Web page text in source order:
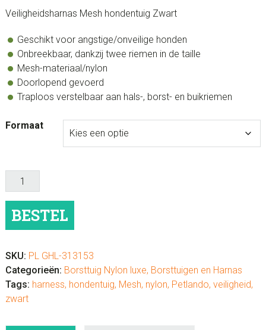
tot
€64.99
Veiligheidsharnas Mesh hondentuig Zwart
Geschikt voor angstige/onveilige honden
Onbreekbaar, dankzij twee riemen in de taille
Mesh-materiaal/nylon
Doorlopend gevoerd
Traploos verstelbaar aan hals-, borst- en buikriemen
Formaat
Veiligheidsharnas
Mesh
Zwart
aantal
BESTEL
SKU: PL GHL-313153
Categorieën: Borsttuig Nylon luxe, Borsttuigen en Harnas
Tags: harness, hondentuig, Mesh, nylon, Petlando, veiligheid,
zwart